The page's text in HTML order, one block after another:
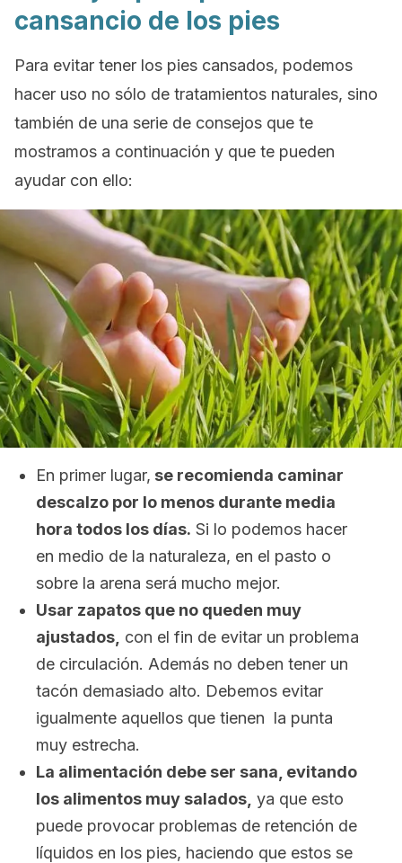
cansancio de los pies
Para evitar tener los pies cansados, podemos
hacer uso no sólo de tratamientos naturales, sino
también de una serie de consejos que te
mostramos a continuación y que te pueden
ayudar con ello:
En primer lugar, se recomienda caminar
descalzo por lo menos durante media
hora todos los días. Si lo podemos hacer
en medio de la naturaleza, en el pasto o
sobre la arena será mucho mejor.
Usar zapatos que no queden muy
ajustados, con el fin de evitar un problema
de circulación. Además no deben tener un
tacón demasiado alto. Debemos evitar
igualmente aquellos que tienen la punta
muy estrecha.
La alimentación debe ser sana, evitando
los alimentos muy salados, ya que esto
puede provocar problemas de retención de
líquidos en los pies, haciendo que estos se